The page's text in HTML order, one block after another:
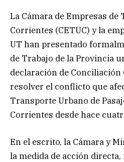
La Cámara de Empresas
Corrientes (CETUC) y la
UT han presentado
de Trabajo de la Provincia
declaración de
resolver el conflicto que
Transporte Urbano de
Corrientes desde hace
En el escrito, la Cámara y
la medida de acción